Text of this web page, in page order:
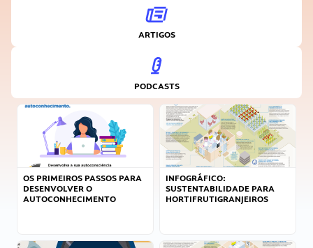
ARTIGOS
PODCASTS
OS PRIMEIROS PASSOS PARA
DESENVOLVER O
AUTOCONHECIMENTO
INFOGRÁFICO:
SUSTENTABILIDADE PARA
HORTIFRUTIGRANJEIROS